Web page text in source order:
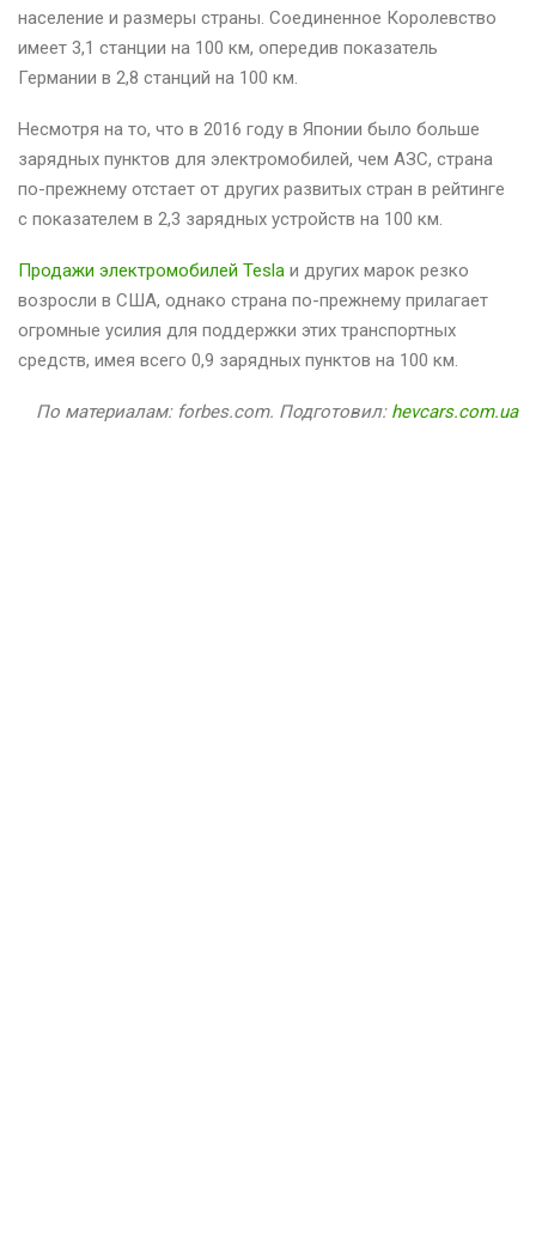
население и размеры страны. Соединенное Королевство
имеет 3,1 станции на 100 км, опередив показатель
Германии в 2,8 станций на 100 км.
Несмотря на то, что в 2016 году в Японии было больше
зарядных пунктов для электромобилей, чем АЗС, страна
по-прежнему отстает от других развитых стран в рейтинге
с показателем в 2,3 зарядных устройств на 100 км.
Продажи электромобилей Tesla и других марок резко
возросли в США, однако страна по-прежнему прилагает
огромные усилия для поддержки этих транспортных
средств, имея всего 0,9 зарядных пунктов на 100 км.
По материалам: forbes.com. Подготовил: hevcars.com.ua